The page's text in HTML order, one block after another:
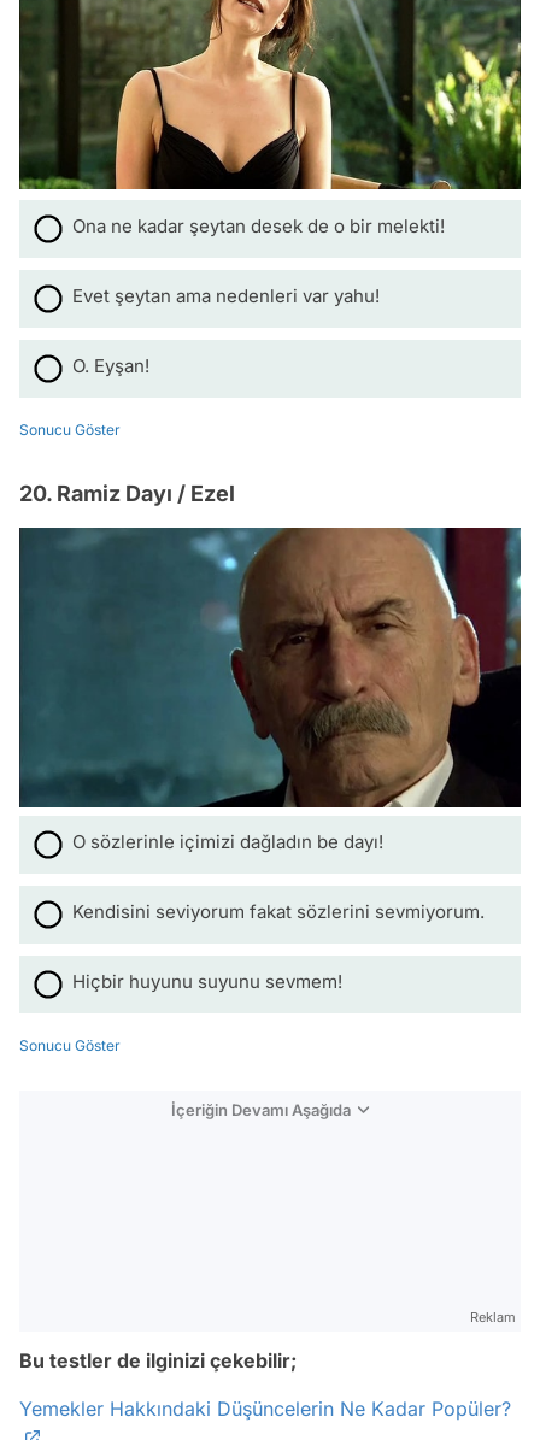
Ona ne kadar şeytan desek de o bir melekti!
Evet şeytan ama nedenleri var yahu!
O. Eyşan!
Sonucu Göster
20. Ramiz Dayı / Ezel
O sözlerinle içimizi dağladın be dayı!
Kendisini seviyorum fakat sözlerini sevmiyorum.
Hiçbir huyunu suyunu sevmem!
Sonucu Göster
İçeriğin Devamı Aşağıda
Reklam
Bu testler de ilginizi çekebilir;
Yemekler Hakkındaki Düşüncelerin Ne Kadar Popüler?